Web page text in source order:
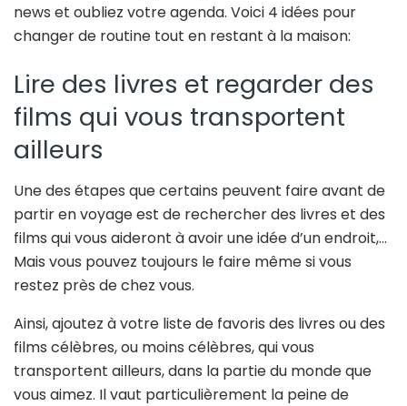
news et oubliez votre agenda. Voici 4 idées pour
changer de routine tout en restant à la maison:
Lire des livres et regarder des
films qui vous transportent
ailleurs
Une des étapes que certains peuvent faire avant de
partir en voyage est de rechercher des livres et des
films qui vous aideront à avoir une idée d’un endroit,…
Mais vous pouvez toujours le faire même si vous
restez près de chez vous.
Ainsi, ajoutez à votre liste de favoris des livres ou des
films célèbres, ou moins célèbres, qui vous
transportent ailleurs, dans la partie du monde que
vous aimez. Il vaut particulièrement la peine de